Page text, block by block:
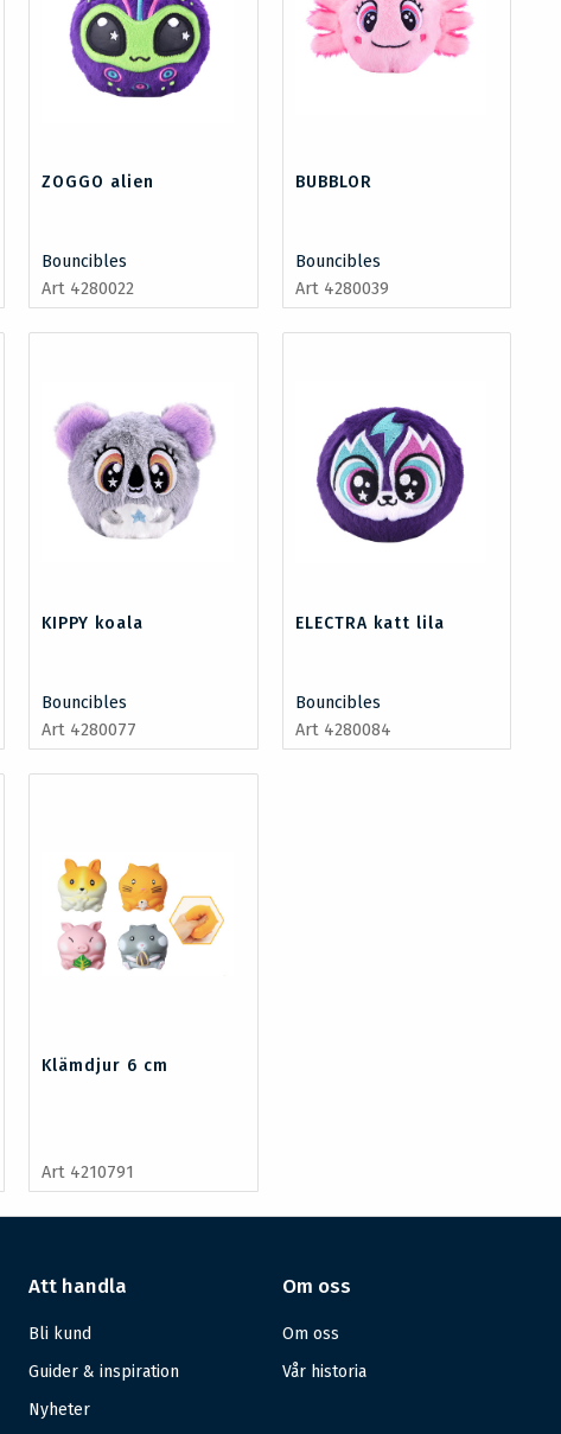
ZOGGO alien
Bouncibles
Art 4280022
BUBBLOR
Bouncibles
Art 4280039
KIPPY koala
Bouncibles
Art 4280077
ELECTRA katt lila
Bouncibles
Art 4280084
Klämdjur 6 cm
Art 4210791
Att handla
Bli kund
Guider & inspiration
Nyheter
Om oss
Om oss
Vår historia